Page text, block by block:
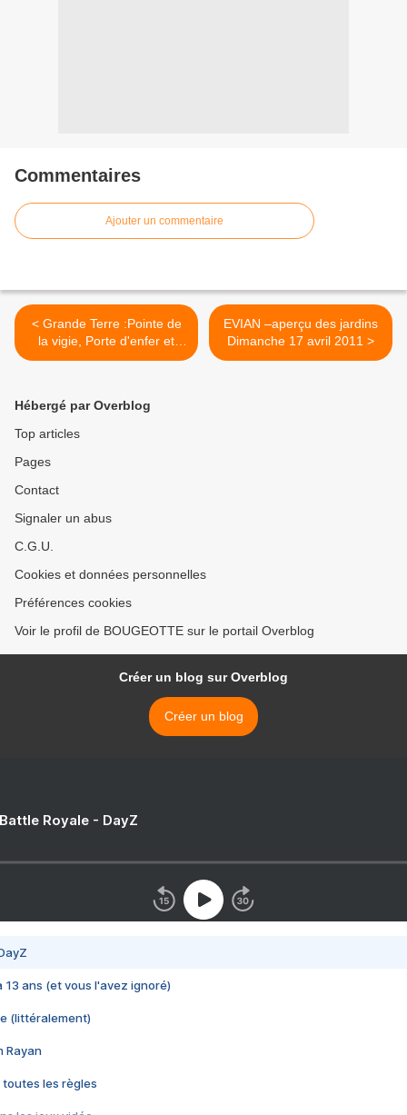
Commentaires
Ajouter un commentaire
< Grande Terre :Pointe de
la vigie, Porte d'enfer et
Carnaval des Abymes-20
EVIAN –aperçu des jardins
Dimanche 17 avril 2011 >
Hébergé par Overblog
Top articles
Pages
Contact
Signaler un abus
C.G.U.
Cookies et données personnelles
Préférences cookies
Voir le profil de BOUGEOTTE sur le portail Overblog
Créer un blog sur Overblog
Créer un blog
Royale - DayZ
13 ans (et vous l'avez ignoré)
(littéralement)
Rayan
toutes les règles